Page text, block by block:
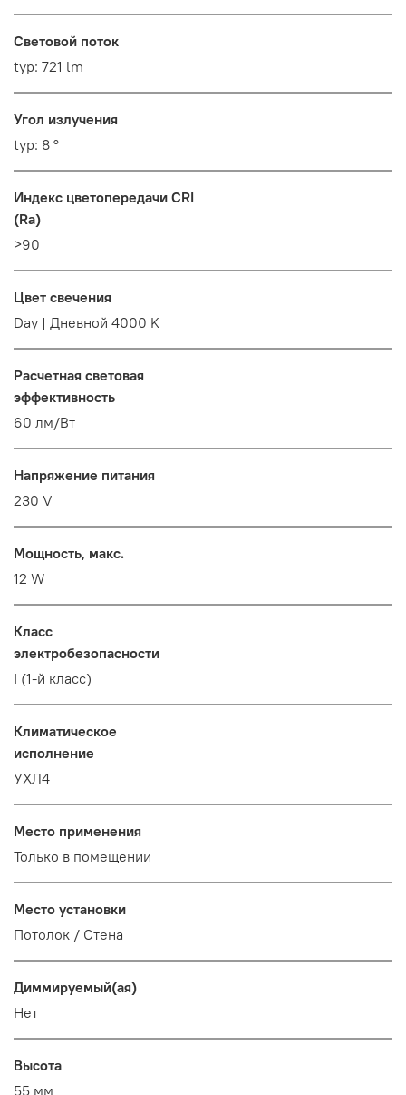
Световой поток
typ: 721 lm
Угол излучения
typ: 8 °
Индекс цветопередачи CRI
(Ra)
>90
Цвет свечения
Day | Дневной 4000 K
Расчетная световая
эффективность
60 лм/Вт
Напряжение питания
230 V
Мощность, макс.
12 W
Класс
электробезопасности
I (1-й класс)
Климатическое
исполнение
УХЛ4
Место применения
Только в помещении
Место установки
Потолок / Cтена
Диммируемый(ая)
Нет
Высота
55 мм